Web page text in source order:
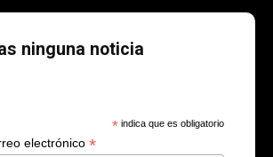
ninguna noticia
* indica que es obligatorio
electrónico *